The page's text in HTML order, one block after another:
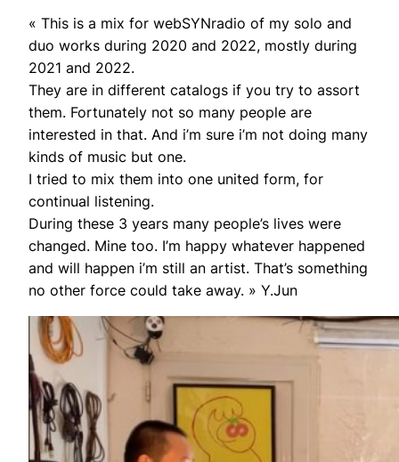
« This is a mix for webSYNradio of my solo and
duo works during 2020 and 2022, mostly during
2021 and 2022.
They are in different catalogs if you try to assort
them. Fortunately not so many people are
interested in that. And i’m sure i’m not doing many
kinds of music but one.
I tried to mix them into one united form, for
continual listening.
During these 3 years many people’s lives were
changed. Mine too. I’m happy whatever happened
and will happen i’m still an artist. That’s something
no other force could take away. » Y.Jun